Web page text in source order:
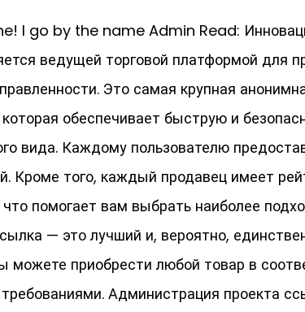
I go by the name Admin Read:
ведущей торговой платформой для
Это самая крупная
обеспечивает быструю и
вида. Каждому пользователю
Кроме того, каждый продавец имеет
помогает вам выбрать наиболее
— это лучший и, вероятно,
можете приобрести любой товар в
Администрация проекта